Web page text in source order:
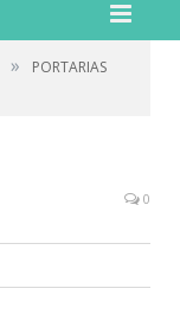
»
PORTARIAS
0